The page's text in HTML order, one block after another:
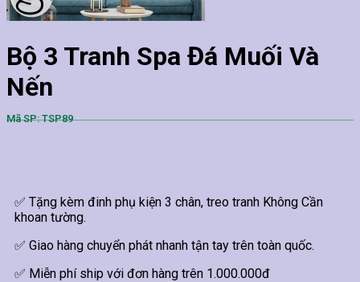
Bộ 3 Tranh Spa Đá Muối Và
Nến
Mã SP: TSP89
✅ Tặng kèm đinh phụ kiện 3 chân, treo tranh Không Cần
khoan tường.
✅ Giao hàng chuyển phát nhanh tận tay trên toàn quốc.
✅ Miễn phí ship với đơn hàng trên 1.000.000đ